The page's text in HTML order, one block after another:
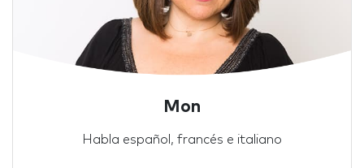
Mon
Habla español, francés e italiano